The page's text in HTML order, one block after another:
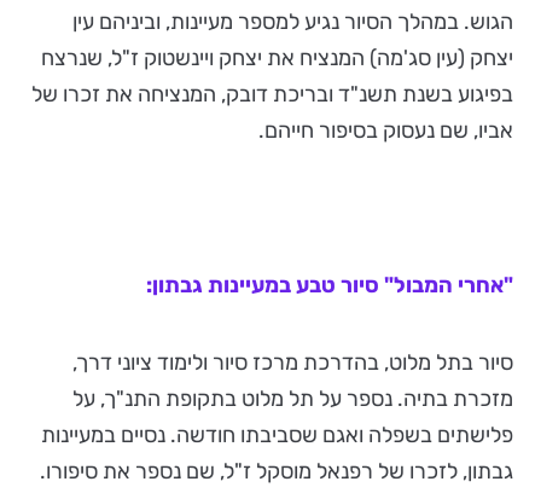
הגוש. במהלך הסיור נגיע למספר מעיינות, וביניהם עין
יצחק (עין סג'מה) המנציח את יצחק ויינשטוק ז"ל, שנרצח
בפיגוע בשנת תשנ"ד ובריכת דובק, המנציחה את זכרו של
אביו, שם נעסוק בסיפור חייהם.
"אחרי המבול" סיור טבע במעיינות גבתון:
סיור בתל מלוט, בהדרכת מרכז סיור ולימוד ציוני דרך,
מזכרת בתיה. נספר על תל מלוט בתקופת התנ"ך, על
פלישתים בשפלה ואגם שסביבתו חודשה. נסיים במעיינות
גבתון, לזכרו של רפנאל מוסקל ז"ל, שם נספר את סיפורו.